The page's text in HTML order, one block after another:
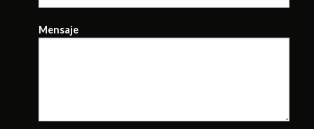
Mensaje